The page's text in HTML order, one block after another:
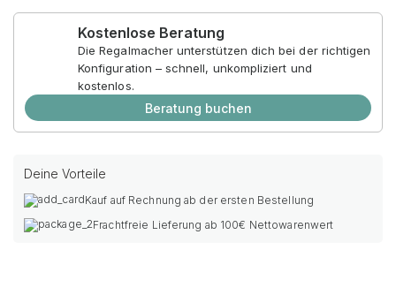
Kostenlose Beratung
Die Regalmacher unterstützen dich bei der richtigen
Konfiguration – schnell, unkompliziert und
kostenlos.
Beratung buchen
Deine Vorteile
Kauf auf Rechnung ab der ersten Bestellung
Frachtfreie Lieferung ab 100€ Nettowarenwert